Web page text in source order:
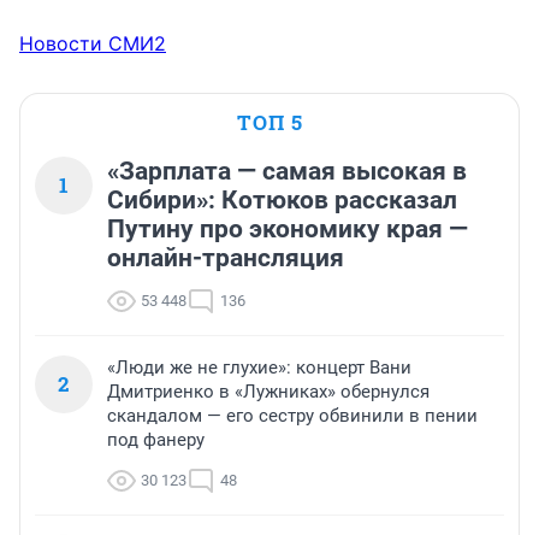
Новости СМИ2
ТОП 5
1
«Зарплата — самая высокая в
Сибири»: Котюков рассказал
Путину про экономику края —
онлайн-трансляция
53 448 136
2
«Люди же не глухие»: концерт Вани
Дмитриенко в «Лужниках» обернулся
скандалом — его сестру обвинили в пении
под фанеру
30 123 48